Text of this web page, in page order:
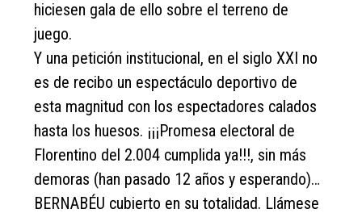
hiciesen gala de ello sobre el terreno de
juego.
Y una petición institucional, en el siglo XXI no
es de recibo un espectáculo deportivo de
esta magnitud con los espectadores calados
hasta los huesos. ¡¡¡Promesa electoral de
Florentino del 2.004 cumplida ya!!!, sin más
demoras (han pasado 12 años y esperando)…
BERNABÉU cubierto en su totalidad. Llámese